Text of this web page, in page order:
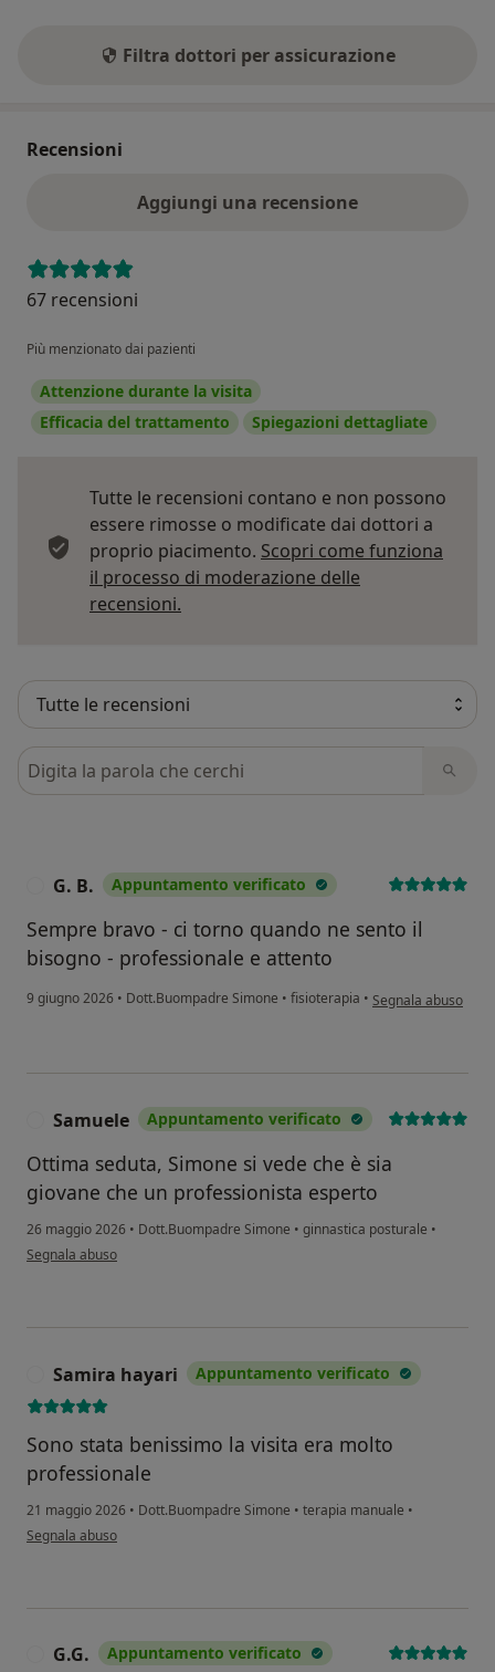
Filtra dottori per assicurazione
Recensioni
Aggiungi una recensione
67 recensioni
Più menzionato dai pazienti
Attenzione durante la visita
Efficacia del trattamento
Spiegazioni dettagliate
Tutte le recensioni contano e non possono
essere rimosse o modificate dai dottori a
proprio piacimento. Scopri come funziona
il processo di moderazione delle
recensioni.
Cerca nelle recensioni
G. B. Appuntamento verificato
Sempre bravo - ci torno quando ne sento il
bisogno - professionale e attento
9 giugno 2026 • Dott.Buompadre Simone • fisioterapia • secondo l'opinione
Segnala abuso
Samuele Appuntamento verificato
Ottima seduta, Simone si vede che è sia
giovane che un professionista esperto
26 maggio 2026 • Dott.Buompadre Simone • ginnastica posturale •
secondo l'opinione dell'utente Samuele
Segnala abuso
Samira hayari Appuntamento verificato
Sono stata benissimo la visita era molto
professionale
21 maggio 2026 • Dott.Buompadre Simone • terapia manuale •
secondo l'opinione dell'utente Samira hayari
Segnala abuso
G.G. Appuntamento verificato